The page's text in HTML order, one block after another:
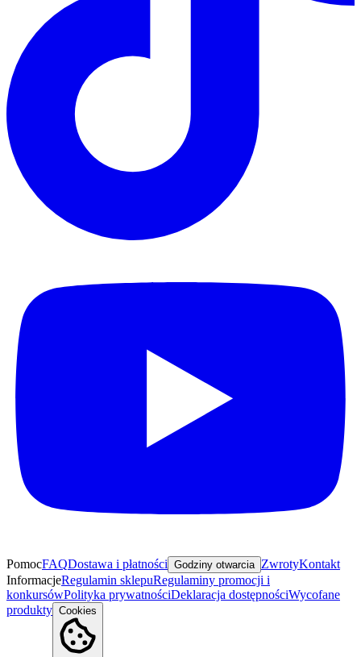
PomocFAQDostawa i płatności Godziny otwarcia ZwrotyKontakt
InformacjeRegulamin sklepuRegulaminy promocji i
konkursówPolityka prywatnościDeklaracja dostępnościWycofane
produkty Cookies